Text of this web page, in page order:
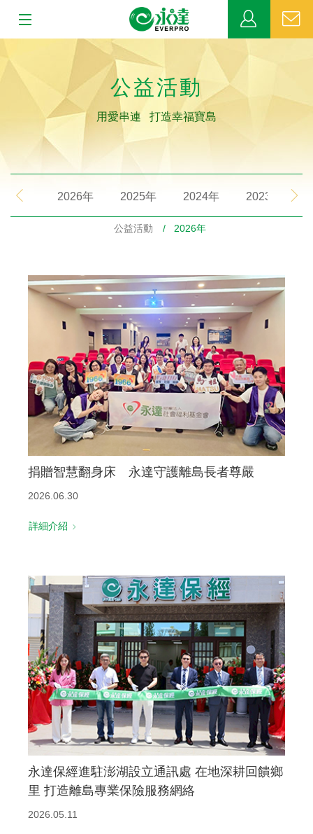
業務發展
MDRT
新聞中心
公益活動
網站連結
聯絡我們
2026年 2025年 2024年 2023年
公益活動
用愛串連 打造幸福寶島
公益活動 / 2026年
捐贈智慧翻身床 永達守護離島長者尊嚴
2026.06.30
詳細介紹
永達保經進駐澎湖設立通訊處 在地深耕回饋鄉
里 打造離島專業保險服務網絡
2026.05.11